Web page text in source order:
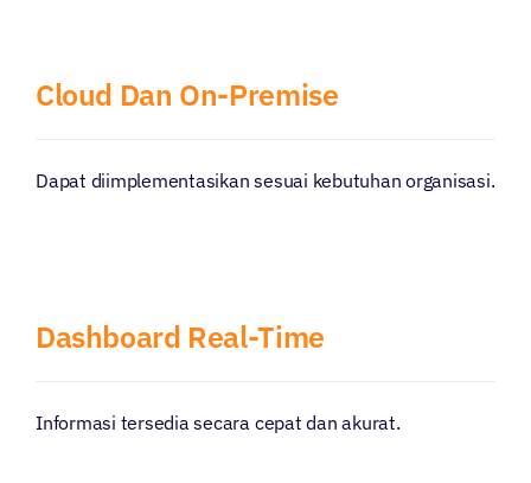
Cloud Dan On-Premise
Dapat diimplementasikan sesuai kebutuhan organisasi.
Dashboard Real-Time
Informasi tersedia secara cepat dan akurat.